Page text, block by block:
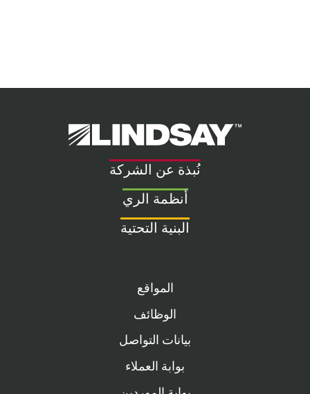
Lindsay.
Link
homepage
نُبذة عن الشركة
أنظمة الري
البنية التحتية
المواقع
الوظائف
بيانات التواصل
بوابة العملاء